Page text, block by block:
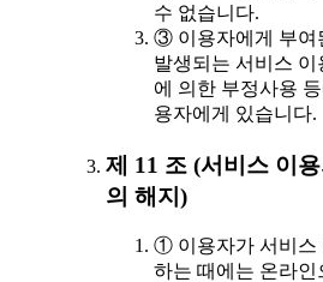
수 없습니다.
③ 이용자에게 부여
발생되는 서비스
에 의한 부정사용
용자에게 있습니다.
제 11 조 (서비스 이
의 해지)
① 이용자가 서비스
하는 때에는 온라인